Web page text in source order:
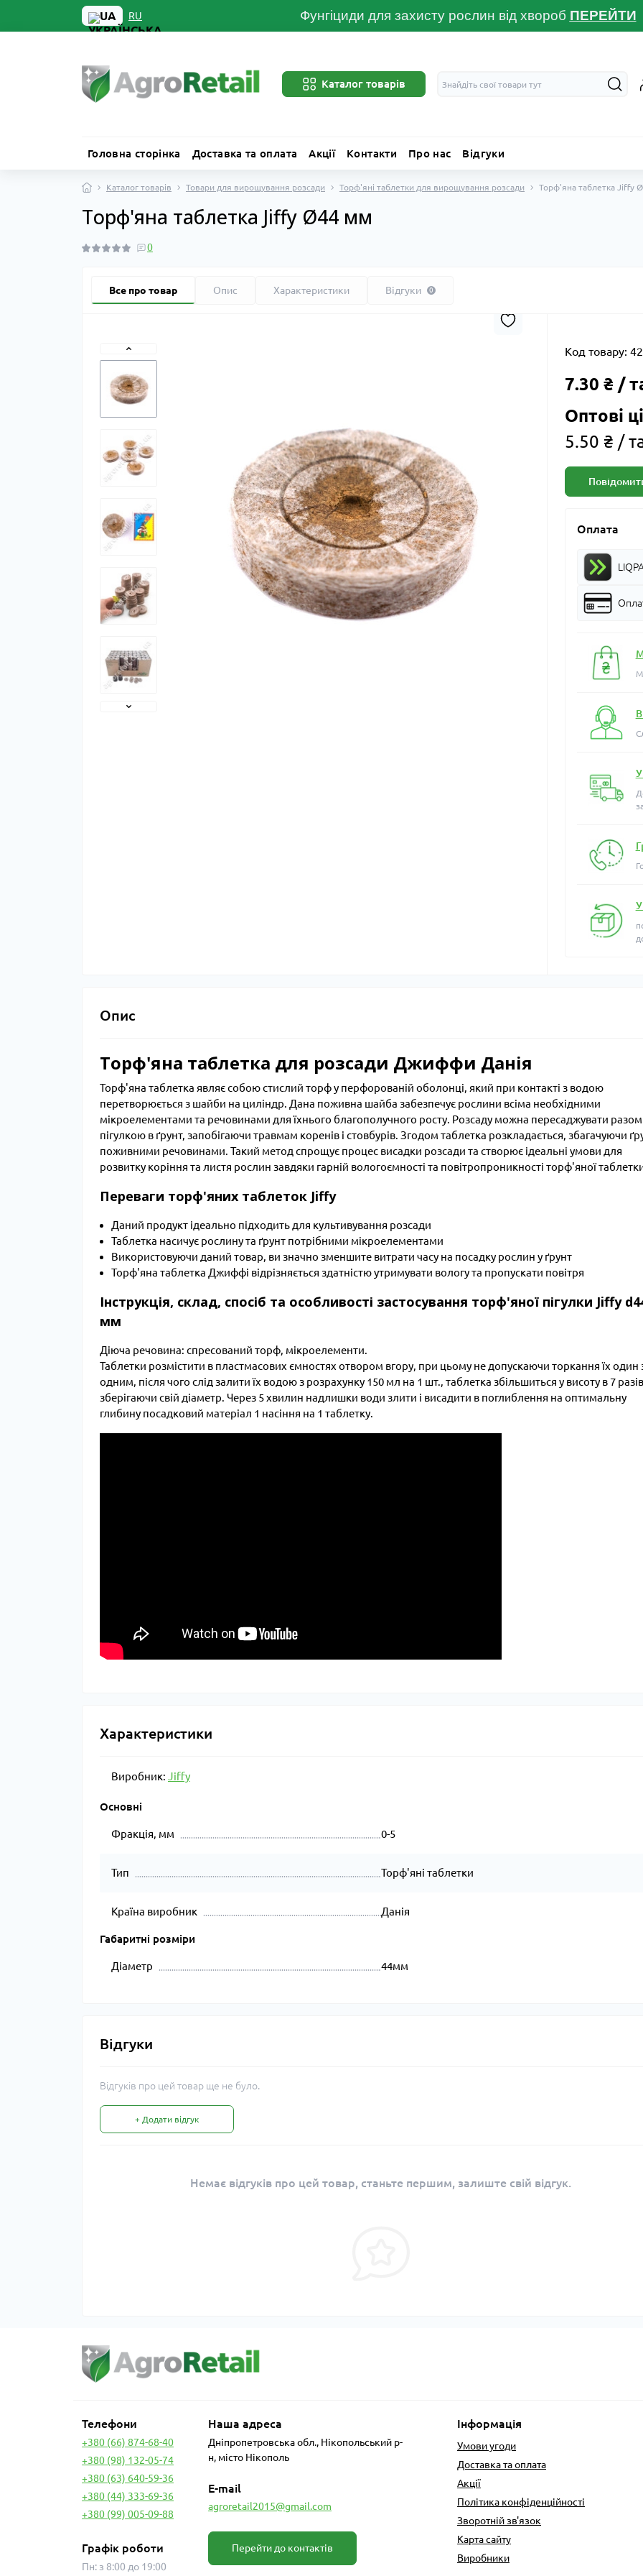
UA RU Фунгіциди для захисту рослин від хвороб ПЕРЕЙТИ
Каталог товарів
Головна сторінка Доставка та оплата Акції Контакти Про нас Відгуки
Каталог товарів Товари для вирощування розсади Торф'яні таблетки для вирощування розсади Торф'яна таблетка Jiffy
Торф'яна таблетка Jiffy Ø44 мм
0
Все про товар Опис Характеристики Відгуки 0
Код товару:
7.30 ₴ /
Оптові
5.50 ₴ /
Оплата
Опис
Торф'яна таблетка для розсади Джиффи Данія
Торф'яна таблетка являє собою стислий торф у перфорованій оболонці, який при контакті з водою
перетворюється з шайби на циліндр. Дана поживна шайба забезпечує рослини всіма необхідними
мікроелементами та речовинами для їхнього благополучного росту. Розсаду можна пересаджувати разом
пігулкою в ґрунт, запобігаючи травмам коренів і стовбурів. Згодом таблетка розкладається, збагачуючи
поживними речовинами. Такий метод спрощує процес висадки розсади та створює ідеальні умови для
розвитку коріння та листя рослин завдяки гарній вологоємності та повітропроникності торф'яної
Переваги торф'яних таблеток Jiffy
Даний продукт ідеально підходить для культивування розсади
Таблетка насичує рослину та ґрунт потрібними мікроелементами
Використовуючи даний товар, ви значно зменшите витрати часу на посадку рослин у ґрунт
Торф'яна таблетка Джиффі відрізняється здатністю утримувати вологу та пропускати повітря
Інструкція, склад, спосіб та особливості застосування торф'яної пігулки Jiffy
мм
Діюча речовина: спресований торф, мікроелементи.
Таблетки розмістити в пластмасових ємностях отвором вгору, при цьому не допускаючи торкання їх один
одним, після чого слід залити їх водою з розрахунку 150 мл на 1 шт., таблетка збільшиться у висоту в 7
зберігаючи свій діаметр. Через 5 хвилин надлишки води злити і висадити в поглиблення на оптимальну
глибину посадковий матеріал 1 насіння на 1 таблетку.
Характеристики
Виробник: Jiffy
Основні
Фракція, мм 0-5
Тип Торф'яні таблетки
Країна виробник Данія
Габаритні розміри
Діаметр 44мм
Відгуки
Відгуків про цей товар ще не було.
+ Додати відгук
Немає відгуків про цей товар, станьте першим, залиште свій відгук.
Телефони
+380 (66) 874-68-40
+380 (98) 132-05-74
+380 (63) 640-59-36
+380 (44) 333-69-36
+380 (99) 005-09-88
Графік роботи
Пн: з 8:00 до 19:00
Наша адреса
Дніпропетровська обл., Нікопольський р-
н, місто Нікополь
E-mail
agroretail2015@gmail.com
Перейти до контактів
Інформація
Умови угоди
Доставка та оплата
Акції
Політика конфіденційності
Зворотній зв'язок
Карта сайту
Виробники